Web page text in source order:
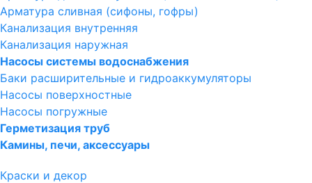
Арматура сливная (сифоны, гофры)
Канализация внутренняя
Канализация наружная
Насосы системы водоснабжения
Баки расширительные и гидроаккумуляторы
Насосы поверхностные
Насосы погружные
Герметизация труб
Камины, печи, аксессуары
Краски и декор